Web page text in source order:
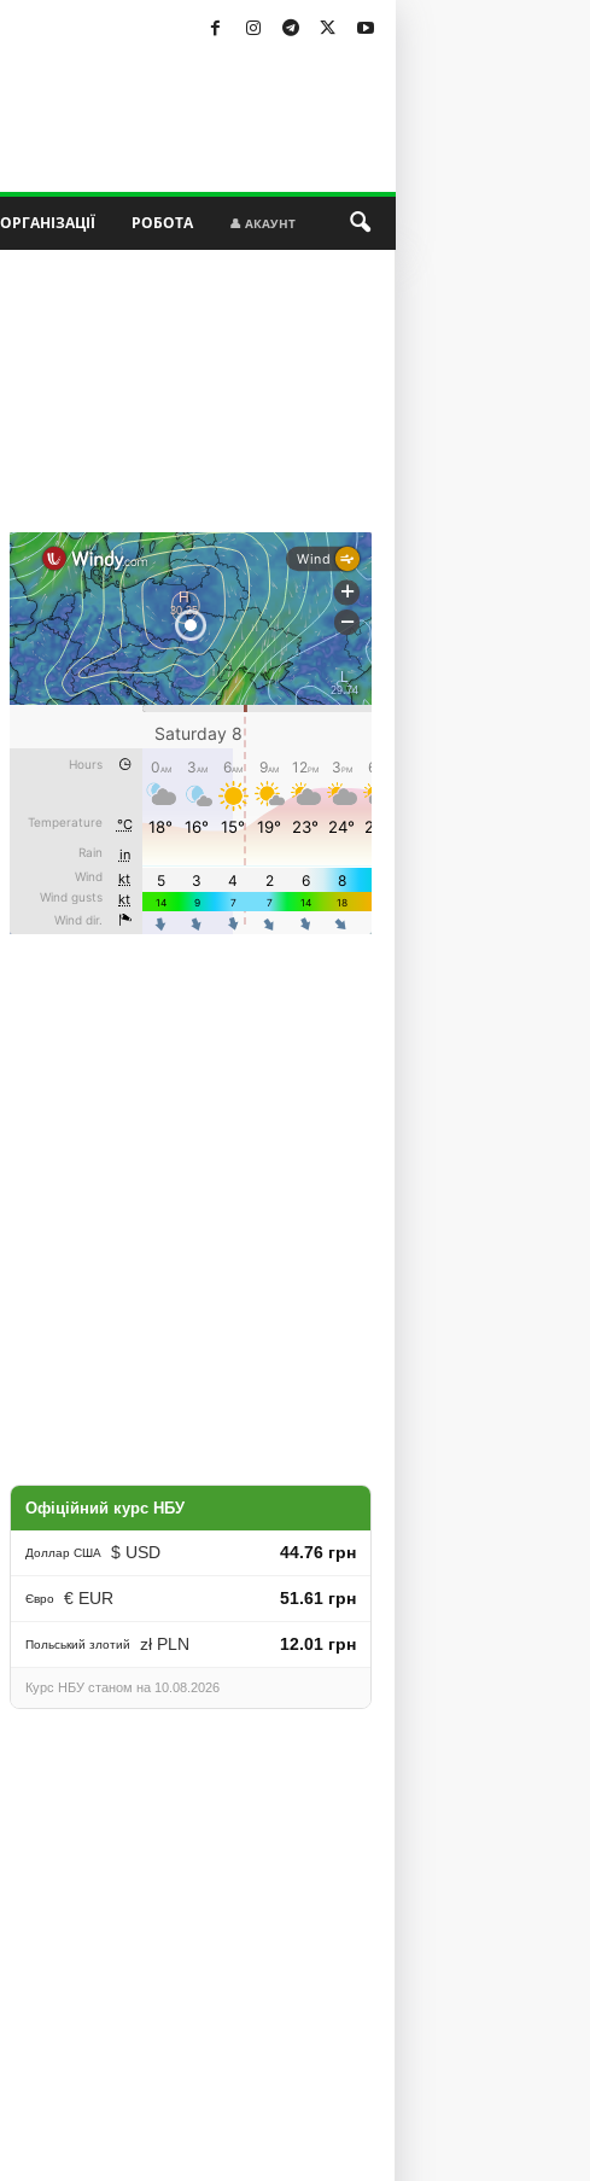
ОРГАНІЗАЦІЇ РОБОТА 👤 АКАУНТ
Офіційний курс НБУ
Доллар США $ USD 44.76 грн
Євро € EUR 51.61 грн
Польський злотий zł PLN 12.01 грн
Курс НБУ станом на 10.08.2026